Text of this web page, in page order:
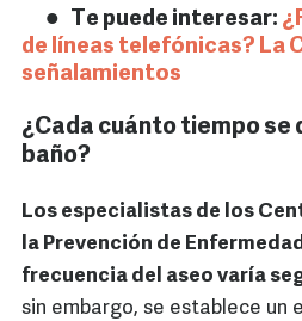
Te puede interesar:
de líneas telefónicas? La
señalamientos
¿Cada cuánto tiempo se
baño?
Los especialistas de los
la Prevención de
frecuencia del aseo varía
sin embargo, se establece un